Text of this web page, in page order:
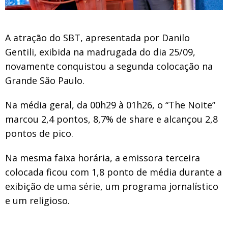
A atração do SBT, apresentada por Danilo
Gentili, exibida na madrugada do dia 25/09,
novamente conquistou a segunda colocação na
Grande São Paulo.
Na média geral, da 00h29 à 01h26, o “The Noite”
marcou 2,4 pontos, 8,7% de share e alcançou 2,8
pontos de pico.
Na mesma faixa horária, a emissora terceira
colocada ficou com 1,8 ponto de média durante a
exibição de uma série, um programa jornalístico
e um religioso.